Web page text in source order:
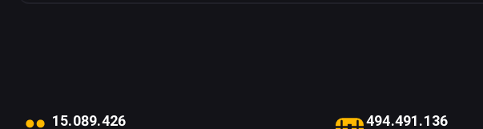
15.089.426 494.491.136